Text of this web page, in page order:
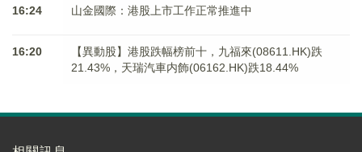
16:24 山金國際：港股上市工作正常推進中
16:20
【異動股】港股跌幅榜前十，九福來(08611.HK)跌
21.43%，天瑞汽車内飾(06162.HK)跌18.44%